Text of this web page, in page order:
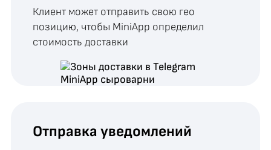
Клиент может отправить свою гео
позицию, чтобы MiniApp определил
стоимость доставки
Отправка уведомлений